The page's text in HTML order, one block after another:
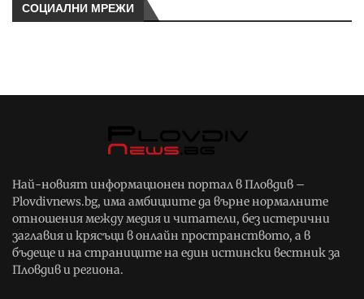
СОЦИАЛНИ МРЕЖИ
Най-новият информационен портал в Пловдив –
Plovdivnews.bg, има амбициите да върне нормалните
отношения между медия и читатели, без истерични
заглавия и крясъци в онлайн пространството, а в
бъдеще и на страниците на един истински вестник за
Пловдив и региона.